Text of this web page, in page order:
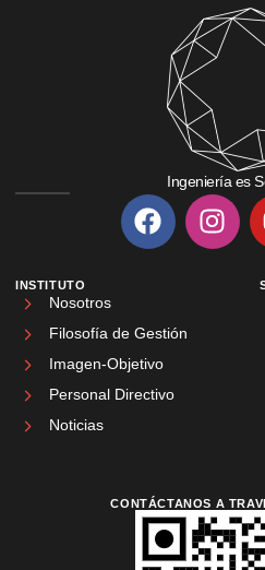
Ingeniería es
INSTITUTO
Nosotros
Filosofía de Gestión
Imagen-Objetivo
Personal Directivo
Noticias
CONTÁCTANOS A